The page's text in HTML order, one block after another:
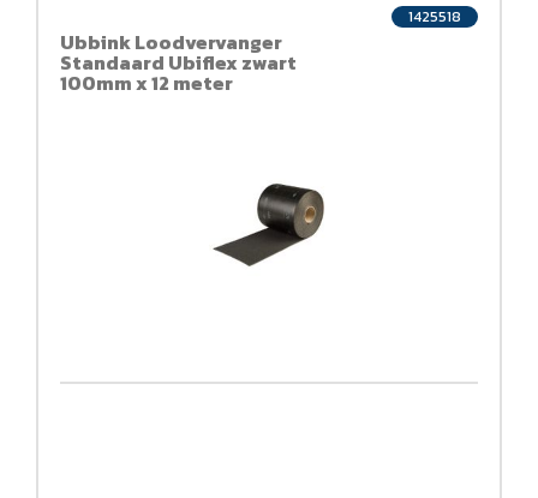
Ubbink Loodvervanger
Standaard Ubiflex zwart
100mm x 12 meter
1425518